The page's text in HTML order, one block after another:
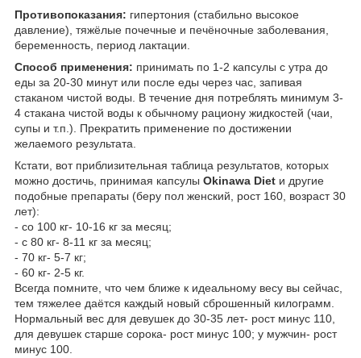
Противопоказания: гипертония (стабильно высокое
давление), тяжёлые почечные и печёночные заболевания,
беременность, период лактации.
Способ применения: принимать по 1-2 капсулы с утра до
еды за 20-30 минут или после еды через час, запивая
стаканом чистой воды. В течение дня потреблять минимум 3-
4 стакана чистой воды к обычному рациону жидкостей (чаи,
супы и т.п.). Прекратить применение по достижении
желаемого результата.
Кстати, вот приблизительная таблица результатов, которых
можно достичь, принимая капсулы Okinawa Diet и другие
подобные препараты (беру пол женский, рост 160, возраст 30
лет):
- со 100 кг- 10-16 кг за месяц;
- с 80 кг- 8-11 кг за месяц;
- 70 кг- 5-7 кг;
- 60 кг- 2-5 кг.
Всегда помните, что чем ближе к идеальному весу вы сейчас,
тем тяжелее даётся каждый новый сброшенный килограмм.
Нормальный вес для девушек до 30-35 лет- рост минус 110,
для девушек старше сорока- рост минус 100; у мужчин- рост
минус 100.